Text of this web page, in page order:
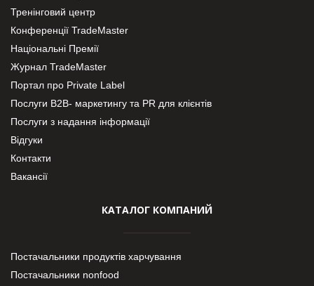
Тренінговий центр
Конференції TradeMaster
Національні Премії
Журнал TradeMaster
Портал про Private Label
Послуги В2В- маркетингу та PR для клієнтів
Послуги з надання інформації
Відгуки
Контакти
Вакансії
КАТАЛОГ КОМПАНИЙ
Постачальники продуктів харчування
Постачальники nonfood